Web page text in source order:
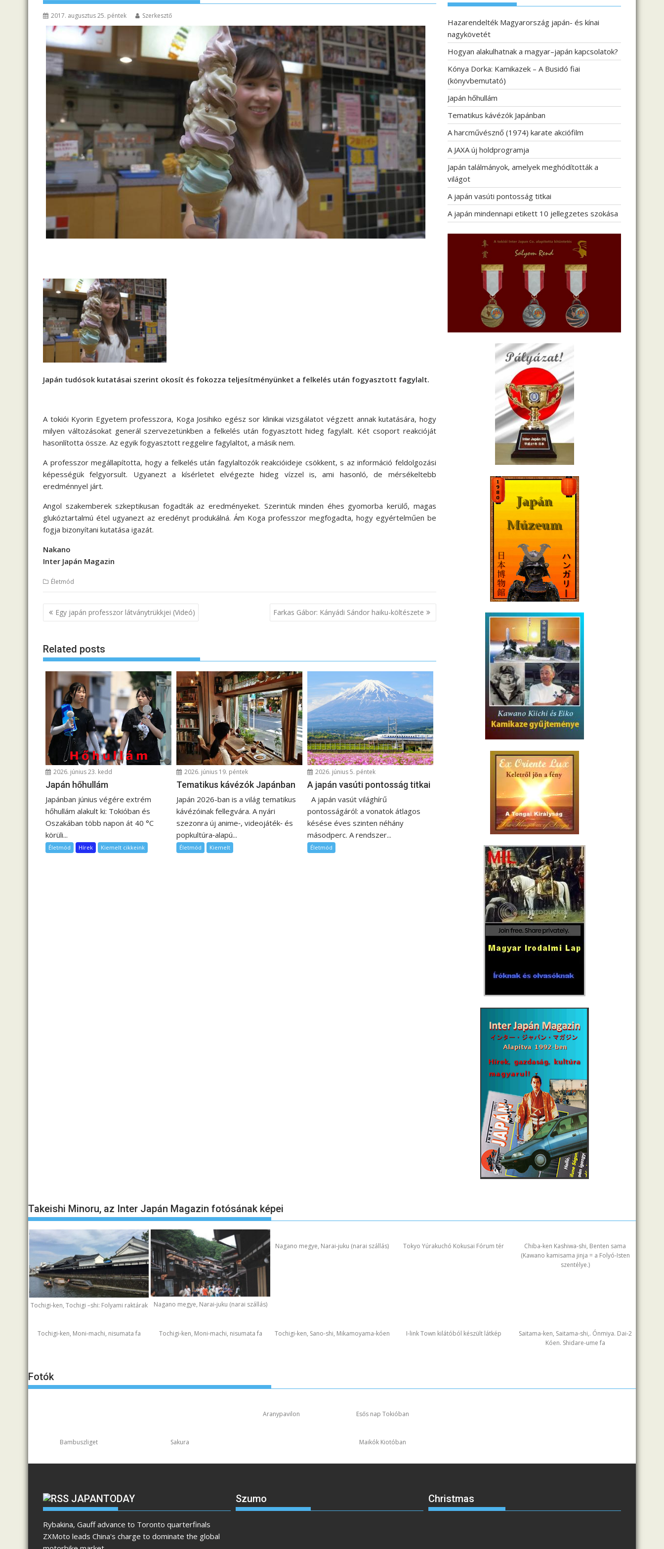
2017. augusztus 25. péntek Szerkesztő
Japán tudósok kutatásai szerint okosít és fokozza teljesítményünket a felkelés után fogyasztott fagylalt.
A tokiói Kyorin Egyetem professzora, Koga Josihiko egész sor klinikai vizsgálatot végzett annak kutatására, hogy
milyen változásokat generál szervezetünkben a felkelés után fogyasztott hideg fagylalt. Két csoport reakcióját
hasonlította össze. Az egyik fogyasztott reggelire fagylaltot, a másik nem.
A professzor megállapította, hogy a felkelés után fagylaltozók reakcióideje csökkent, s az információ feldolgozási
képességük felgyorsult. Ugyanezt a kísérletet elvégezte hideg vízzel is, ami hasonló, de mérsékeltebb
eredménnyel járt.
Angol szakemberek szkeptikusan fogadták az eredményeket. Szerintük minden éhes gyomorba kerülő, magas
glukóztartalmú étel ugyanezt az eredényt produkálná. Ám Koga professzor megfogadta, hogy egyértelműen be
fogja bizonyítani kutatása igazát.
Nakano
Inter Japán Magazin
Életmód
B
e
e
g
v
i
g
á
c
i
ó
Egy japán professzor látványtrükkjei (Videó) Farkas Gábor: Kányádi Sándor haiku-költészete
Related posts
2026. június 23. kedd
Japán hőhullám
Japánban június végére extrém
hőhullám alakult ki: Tokióban és
Oszakában több napon át 40 °C
körüli...
Életmód Hírek Kiemelt cikkeink
2026. június 19. péntek
Tematikus kávézók Japánban
Japán 2026-ban is a világ tematikus
kávézóinak fellegvára. A nyári
szezonra új anime‑, videojáték‑ és
popkultúra‑alapú...
Életmód Kiemelt
2026. június 5. péntek
A japán vasúti pontosság titkai
A japán vasút világhírű
pontosságáról: a vonatok átlagos
késése éves szinten néhány
másodperc. A rendszer...
Életmód
Hazarendelték Magyarország japán- és kínai
nagykövetét
Hogyan alakulhatnak a magyar–japán kapcsolatok?
Kónya Dorka: Kamikazek – A Busidó fiai
(könyvbemutató)
Japán hőhullám
Tematikus kávézók Japánban
A harcművésznő (1974) karate akciófilm
A JAXA új holdprogramja
Japán találmányok, amelyek meghódították a
világot
A japán vasúti pontosság titkai
A japán mindennapi etikett 10 jellegzetes szokása
Takeishi Minoru, az Inter Japán Magazin fotósának képei
Tochigi-ken, Tochigi –shi: Folyami raktárak Nagano megye, Narai-juku (narai szállás)
Nagano megye, Narai-juku (narai szállás) Tokyo Yúrakuchó Kokusai Fórum tér
Chiba-ken Kashiwa-shi, Benten sama
(Kawano kamisama jinja = a Folyó-Isten
szentélye.)
Tochigi-ken, Moni-machi, nisumata fa Tochigi-ken, Moni-machi, nisumata fa Tochigi-ken, Sano-shi, Mikamoyama-kóen I-link Town kilátóból készült látkép
Saitama-ken, Saitama-shi,. Ónmiya. Dai-2
Kóen. Shidare-ume fa
Fotók
Aranypavilon Esős nap Tokióban
Bambuszliget Sakura Maikók Kiotóban
JAPANTODAY
Rybakina, Gauff advance to Toronto quarterfinals
ZXMoto leads China's charge to dominate the global
Szumo Christmas